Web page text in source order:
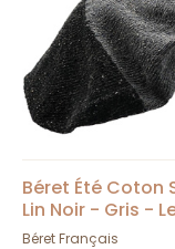
Béret Été Coton
Lin Noir - Gris -
Béret Français
Béret Français